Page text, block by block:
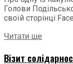
Голови
своїй сторінці
Читати ще
Візит